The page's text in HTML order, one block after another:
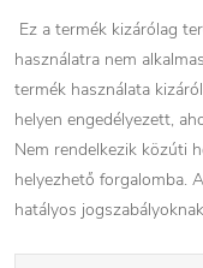
Ez a termék kizárólag
használatra nem
termék használata
helyen engedélyezett,
Nem rendelkezik közúti
helyezhető forgalomba.
hatályos